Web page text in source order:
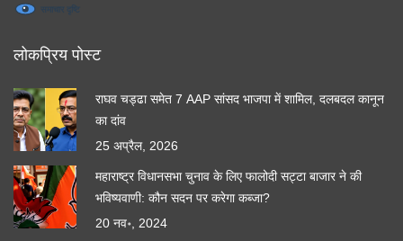
लोकप्रिय पोस्ट
राघव चड्ढा समेत 7 AAP सांसद भाजपा में शामिल, दलबदल कानून
का दांव
25 अप्रैल, 2026
महाराष्ट्र विधानसभा चुनाव के लिए फालोदी सट्टा बाजार ने की
भविष्यवाणी: कौन सदन पर करेगा कब्जा?
20 नव॰, 2024